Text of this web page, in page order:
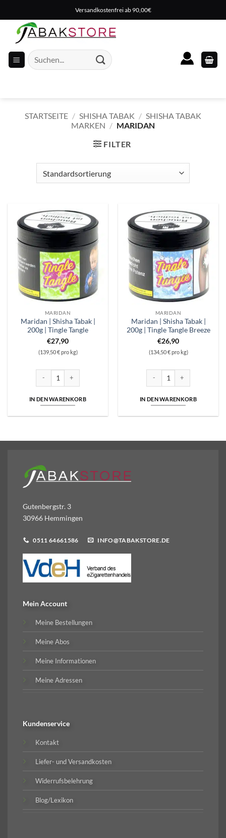
Inhalt
springen
Versandkostenfrei ab 90,00€
Suche
nach:
STARTSEITE / SHISHA TABAK / SHISHA TABAK
MARKEN / MARIDAN
FILTER
MARIDAN
Maridan | Shisha Tabak |
200g | Tingle Tangle
€27,90
(139,50 € pro kg)
IN DEN WARENKORB
MARIDAN
Maridan | Shisha Tabak |
200g | Tingle Tangle Breeze
€26,90
(134,50 € pro kg)
IN DEN WARENKORB
Gutenbergstr. 3
30966 Hemmingen
0511 64661586 INFO@TABAKSTORE.DE
Mein Account
Meine Bestellungen
Meine Abos
Meine Informationen
Meine Adressen
Kundenservice
Kontakt
Liefer- und Versandkosten
Widerrufsbelehrung
Blog/Lexikon